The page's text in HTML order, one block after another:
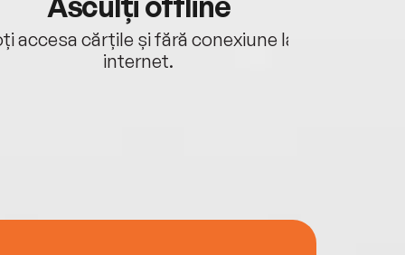
accesa cărțile și fără conexiune la
internet.